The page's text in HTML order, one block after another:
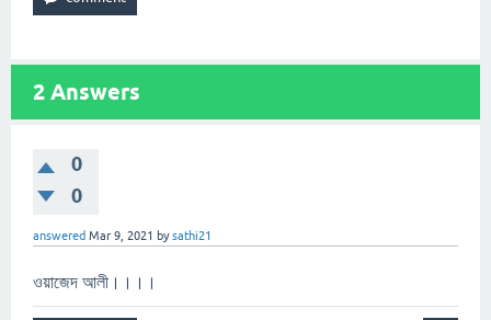
2 Answers
0
0
answered Mar 9, 2021 bysathi21
ওয়াজেদ আলী।।।।